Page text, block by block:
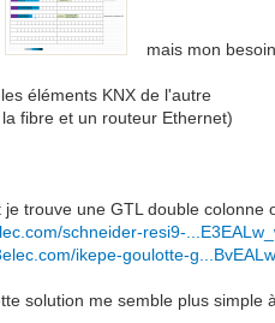
mais mon
éléments KNX de l'autre
fibre et un routeur Ethernet)
trouve une GTL double
schneider-resi9-
ikepe-goulotte-
solution me semble plus